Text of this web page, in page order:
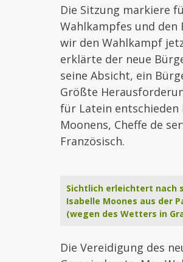
Die Sitzung markiere
Wahlkampfes und den
wir den Wahlkampf
erklärte der neue
seine Absicht, ein
Größte
für Latein entschieden
Moonens, Cheffe de
Französisch.
Sichtlich erleichtert nach
Isabelle Moones aus der
(wegen des Wetters in
Die Vereidigung des